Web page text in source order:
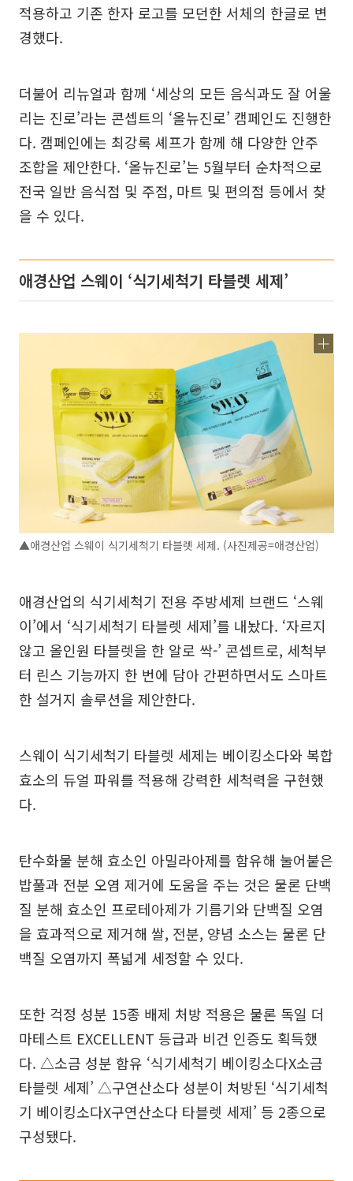
적용하고 기존 한자 로고를 모던한 서체의 한글로 변
경했다.
더불어 리뉴얼과 함께 ‘세상의 모든 음식과도 잘 어울
리는 진로’라는 콘셉트의 ‘올뉴진로’ 캠페인도 진행한
다. 캠페인에는 최강록 셰프가 함께 해 다양한 안주
조합을 제안한다. ‘올뉴진로’는 5월부터 순차적으로
전국 일반 음식점 및 주점, 마트 및 편의점 등에서 찾
을 수 있다.
애경산업 스웨이 ‘식기세척기 타블렛 세제’
▲애경산업 스웨이 식기세척기 타블렛 세제. (사진제공=애경산업)
애경산업의 식기세척기 전용 주방세제 브랜드 ‘스웨
이’에서 ‘식기세척기 타블렛 세제’를 내놨다. ‘자르지
않고 올인원 타블렛을 한 알로 싹-’ 콘셉트로, 세척부
터 린스 기능까지 한 번에 담아 간편하면서도 스마트
한 설거지 솔루션을 제안한다.
스웨이 식기세척기 타블렛 세제는 베이킹소다와 복합
효소의 듀얼 파워를 적용해 강력한 세척력을 구현했
다.
탄수화물 분해 효소인 아밀라아제를 함유해 눌어붙은
밥풀과 전분 오염 제거에 도움을 주는 것은 물론 단백
질 분해 효소인 프로테아제가 기름기와 단백질 오염
을 효과적으로 제거해 쌀, 전분, 양념 소스는 물론 단
백질 오염까지 폭넓게 세정할 수 있다.
또한 걱정 성분 15종 배제 처방 적용은 물론 독일 더
마테스트 EXCELLENT 등급과 비건 인증도 획득했
다. △소금 성분 함유 ‘식기세척기 베이킹소다X소금
타블렛 세제’ △구연산소다 성분이 처방된 ‘식기세척
기 베이킹소다X구연산소다 타블렛 세제’ 등 2종으로
구성됐다.